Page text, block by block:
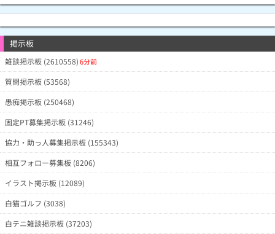
掲示板
雑談掲示板 (2610558)6分前
質問掲示板 (53568)
愚痴掲示板 (250468)
固定PT募集掲示板 (31246)
協力・助っ人募集掲示板 (155343)
相互フォロー募集板 (8206)
イラスト掲示板 (12089)
白猫ゴルフ (3038)
白テニ雑談掲示板 (37203)